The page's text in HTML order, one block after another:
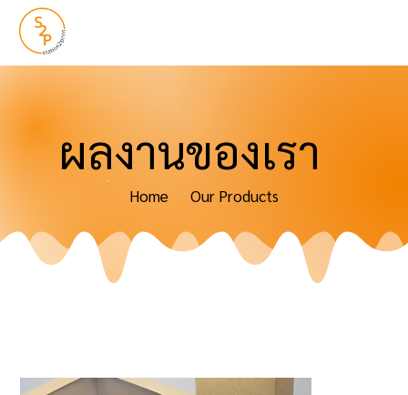
Home Our Products
ผลงานของเรา